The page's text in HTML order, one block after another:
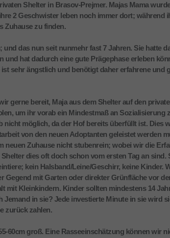
Shelter in Brasov-Prejmer. Majas Mama
2 Geschwister leben noch immer dort; während
Zuhause zu finden.
das nun seit nunmehr fast 7 Jahren. Sie hatte
und hat dadurch eine gute Prägephase erleben
sehr ängstlich und benötigt daher erfahrene und
gerne bereit, Maja aus dem Shelter auf den
um ihr vorab ein Mindestmaß an Sozialisierung
nicht möglich, da der Hof bereits überfüllt ist. Dies
von den neuen Adoptanten geleistet werden
neuen Zuhause nicht stubenrein; wobei wir die
dies oft doch schon vom ersten Tag an sind.
kein Halsband/Leine/Geschirr, keine Kinder.
Gegend mit Garten oder direkter Grünfläche vor
mit Kleinkindern. Kinder sollten mindestens 14
Jemand in sie? Jede investierte Minute in sie wird
zurück zahlen.
60cm groß. Eine Rasseeinschätzung können wir